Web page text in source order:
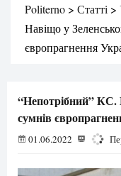
Politerno > Статті >
Навіщо у
європрагнення
“Непотрібний” КС.
сумнів
01.06.2022 1622